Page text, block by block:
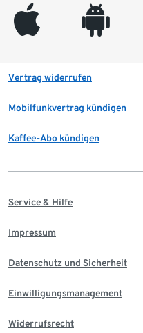
appleinc android
Vertrag widerrufen
Mobilfunkvertrag kündigen
Kaffee-Abo kündigen
Service & Hilfe
Impressum
Datenschutz und Sicherheit
Einwilligungsmanagement
Widerrufsrecht